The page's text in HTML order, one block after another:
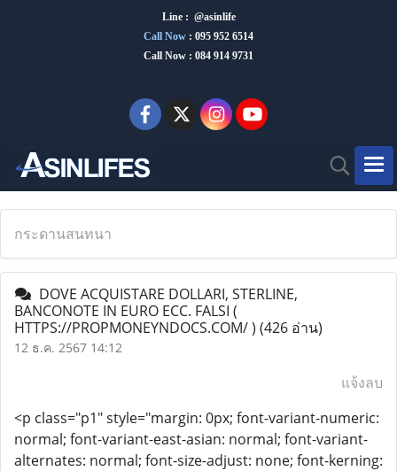
Line : @asinlife
Call Now : 095 952 6514
Call Now : 084 914 9731
กระดานสนทนา
DOVE ACQUISTARE DOLLARI, STERLINE,
BANCONOTE IN EURO ECC. FALSI (
HTTPS://PROPMONEYNDOCS.COM/ ) (426 อ่าน)
12 ธ.ค. 2567 14:12
แจ้งลบ
<p class="p1" style="margin: 0px; font-variant-numeric:
normal; font-variant-east-asian: normal; font-variant-
alternates: normal; font-size-adjust: none; font-kerning: